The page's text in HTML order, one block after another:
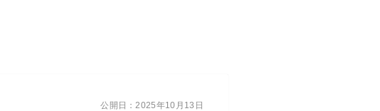
公開日：2025年10月13日